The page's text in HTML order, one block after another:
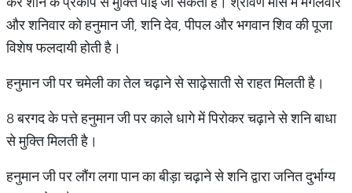
और शनिवार को हनुमान जी, शनि देव, पीपल और भगवान शिव की पूजा
विशेष फलदायी होती है।
हनुमान जी पर चमेली का तेल चढ़ाने से साढ़ेसाती से राहत मिलती है।
8 बरगद के पत्ते हनुमान जी पर काले धागे में पिरोकर चढ़ाने से शनि बाधा
से मुक्ति मिलती है।
हनुमान जी पर लौंग लगा पान का बीड़ा चढ़ाने से शनि द्वारा जनित दुर्भाग्य